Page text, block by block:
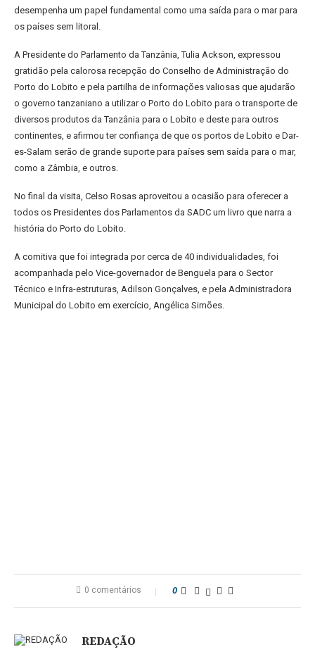
desempenha um papel fundamental como uma saída para o mar para
os países sem litoral.
A Presidente do Parlamento da Tanzânia, Tulia Ackson, expressou
gratidão pela calorosa recepção do Conselho de Administração do
Porto do Lobito e pela partilha de informações valiosas que ajudarão
o governo tanzaniano a utilizar o Porto do Lobito para o transporte de
diversos produtos da Tanzânia para o Lobito e deste para outros
continentes, e afirmou ter confiança de que os portos de Lobito e Dar-
es-Salam serão de grande suporte para países sem saída para o mar,
como a Zâmbia, e outros.
No final da visita, Celso Rosas aproveitou a ocasião para oferecer a
todos os Presidentes dos Parlamentos da SADC um livro que narra a
história do Porto do Lobito.
A comitiva que foi integrada por cerca de 40 individualidades, foi
acompanhada pelo Vice-governador de Benguela para o Sector
Técnico e Infra-estruturas, Adilson Gonçalves, e pela Administradora
Municipal do Lobito em exercício, Angélica Simões.
0 comentários 0
REDAÇÃO